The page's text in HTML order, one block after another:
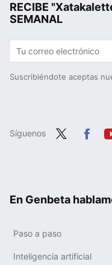
RECIBE
SEMANAL
Suscribiéndote aceptas
Síguenos
En Genbeta
Paso a paso
Inteligencia artificial